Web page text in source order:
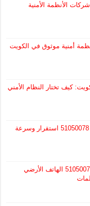
الأنظمة الأمنية
أمنية موثوق في الكويت
كيف تختار النظام الأمني
فني شبكات انترنت الكويت 51050078 استقرار وسرعة
تركيب خط أرضي الكويت 51050078 الهاتف الأرضي